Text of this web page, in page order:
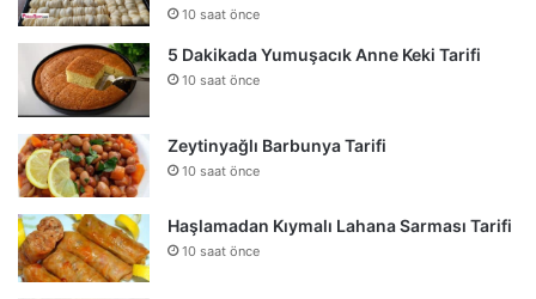
10 saat önce
5 Dakikada Yumuşacık Anne Keki Tarifi
10 saat önce
Zeytinyağlı Barbunya Tarifi
10 saat önce
Haşlamadan Kıymalı Lahana Sarması Tarifi
10 saat önce